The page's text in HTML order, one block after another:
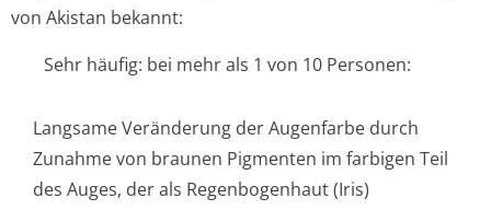
von Akistan bekannt:
Sehr häufig: bei mehr als 1 von 10 Personen:
Langsame Veränderung der Augenfarbe durch
Zunahme von braunen Pigmenten im farbigen Teil
des Auges, der als Regenbogenhaut (Iris)